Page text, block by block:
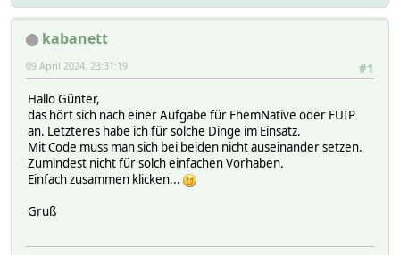
kabanett
#1
09 April 2024, 23:31:19
Hallo Günter,
das hört sich nach einer Aufgabe für FhemNative oder FUIP
an. Letzteres habe ich für solche Dinge im Einsatz.
Mit Code muss man sich bei beiden nicht auseinander setzen.
Zumindest nicht für solch einfachen Vorhaben.
Einfach zusammen klicken...
Gruß